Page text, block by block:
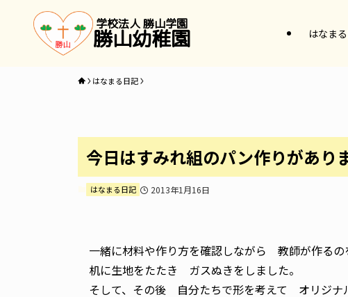
学校法人 勝山学園
勝山幼稚園 はなま
はなまる日記
今日はすみれ組のパン作りがあり
はなまる日記 2013年1月16日
一緒に材料や作り方を確認しながら 教師が作るの
机に生地をたたき ガスぬきをしました。
そして、その後 自分たちで形を考えて オリジナ